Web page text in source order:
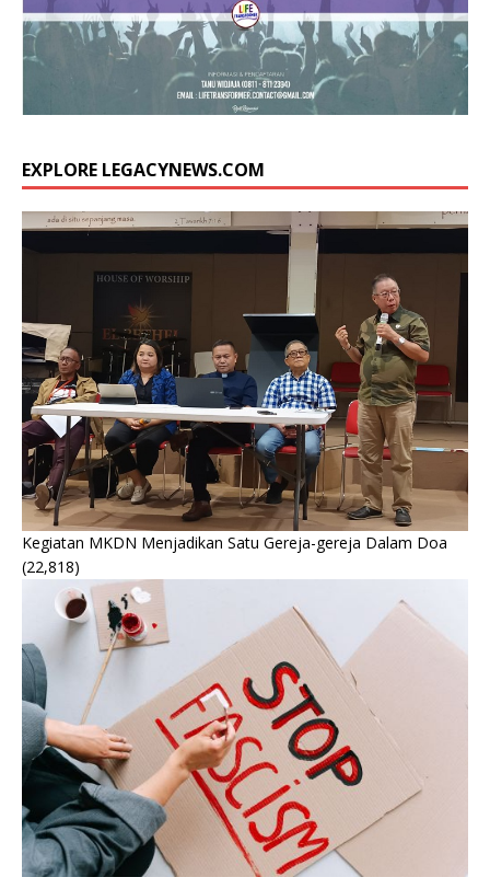
EXPLORE LEGACYNEWS.COM
Kegiatan MKDN Menjadikan Satu Gereja-gereja Dalam Doa
(22,818)